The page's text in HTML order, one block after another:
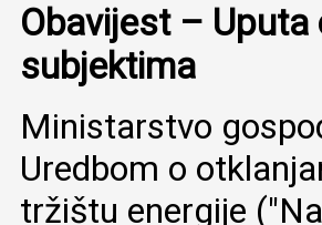
Obavijest –
subjektima
Ministarstvo
Uredbom o
tržištu energije